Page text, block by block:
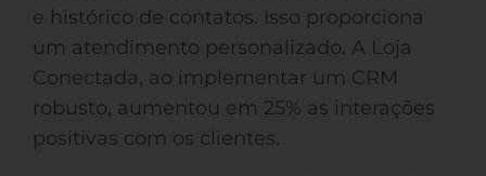
e histórico de contatos. Isso proporciona
um atendimento personalizado. A Loja
Conectada, ao implementar um CRM
robusto, aumentou em 25% as interações
positivas com os clientes.